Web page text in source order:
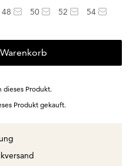
48 50 52
54
dieses Produkt.
Produkt gekauft.